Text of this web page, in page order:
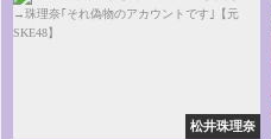
松井珠理奈